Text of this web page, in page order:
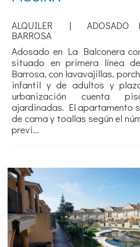
ALQUILER | ADOSADO
BARROSA
Adosado en La Balconera
situado en primera línea
Barrosa, con lavavajillas,
infantil y de adultos y
urbanización cuenta
ajardinadas. El apartamento
de cama y toallas según el
previ...